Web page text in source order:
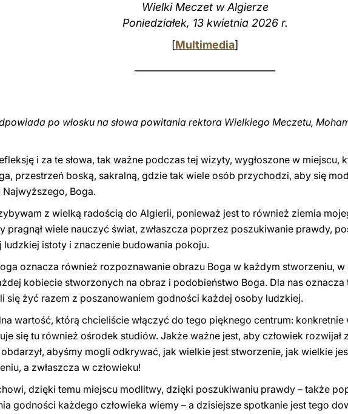
Wielki Meczet w Algierze
Poniedziałek, 13 kwietnia 2026 r.
[Multimedia]
po włosku na słowa powitania rektora Wielkiego Meczetu,
i za te słowa, tak ważne podczas tej wizyty, wygłoszone w miejscu,
przestrzeń boską, sakralną, gdzie tak wiele osób przychodzi, aby się
Boga.
z wielką radością do Algierii, ponieważ jest to również ziemia
pragnął wiele nauczyć świat, zwłaszcza poprzez poszukiwanie prawdy,
ludzkiej istoty i znaczenie budowania pokoju.
oznacza również rozpoznawanie obrazu Boga w każdym stworzeniu,
kobiecie stworzonych na obraz i podobieństwo Boga. Dla nas oznacza
się żyć razem z poszanowaniem godności każdej osoby ludzkiej.
wartość, którą chcieliście włączyć do tego pięknego centrum: konkretnie
się tu również ośrodek studiów. Jakże ważne jest, aby człowiek rozwijał
abyśmy mogli odkrywać, jak wielkie jest stworzenie, jak wielkie
a zwłaszcza w człowieku!
dzięki temu miejscu modlitwy, dzięki poszukiwaniu prawdy – także
godności każdego człowieka wiemy – a dzisiejsze spotkanie jest tego